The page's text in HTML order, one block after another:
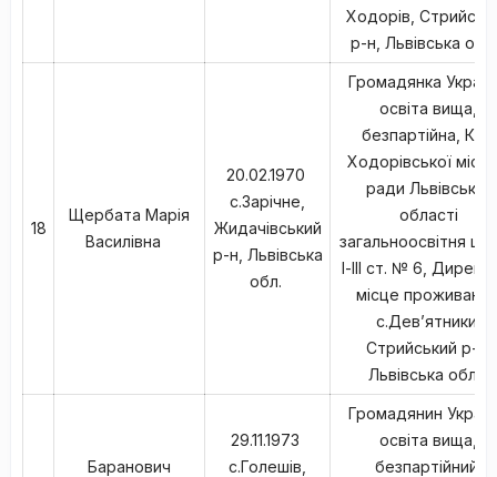
Ходорів,
р-н, Львівська
18
Щербата Марія
Василівна
20.02.1970
с.Зарічне,
Жидачівський
р-н, Львівська
обл.
Громадянка
освіта вища,
безпартійна, КНЗ
Ходорівської
ради Львівської
області
загальноосвітня
І-ІІІ ст. № 6,
місце
с.Дев’ятники,
Стрийський р-н,
Львівська обл.,
Баранович
29.11.1973
с.Голешів,
Громадянин
освіта вища,
безпартійний,